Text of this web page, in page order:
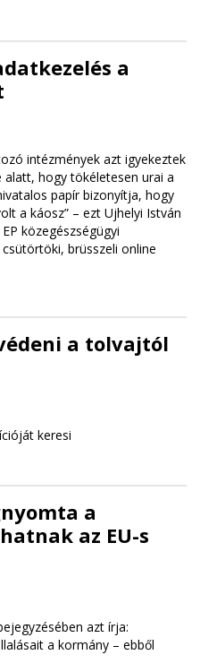
a
intézmények azt igyekeztek
hogy tökéletesen urai a
papír bizonyítja, hogy
a káosz” – ezt Ujhelyi István
közegészségügyi
brüsszeli online
a tolvajtól
keresi
a
az EU-s
azt írja:
a kormány – ebből